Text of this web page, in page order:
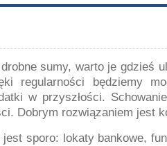
sumy, warto je gdzieś
regularności będziemy
w przyszłości.
Dobrym rozwiązaniem jest
sporo: lokaty bankowe,